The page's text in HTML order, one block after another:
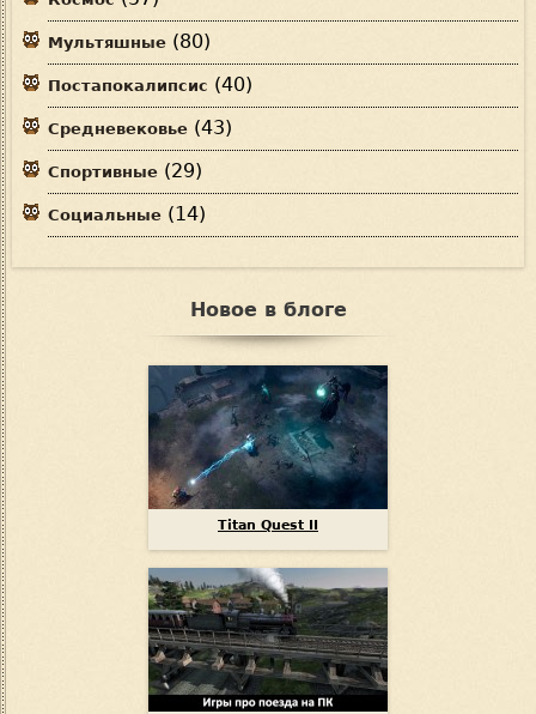
Мультяшные (80)
Постапокалипсис (40)
Средневековье (43)
Спортивные (29)
Социальные (14)
Новое в блоге
Titan Quest II